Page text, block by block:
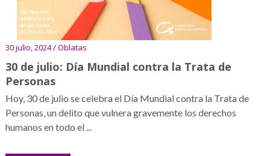
30 julio, 2024 / Oblatas
30 de julio: Día Mundial contra la Trata de
Personas
Hoy, 30 de julio se celebra el Día Mundial contra la Trata de
Personas, un delito que vulnera gravemente los derechos
humanos en todo el ...